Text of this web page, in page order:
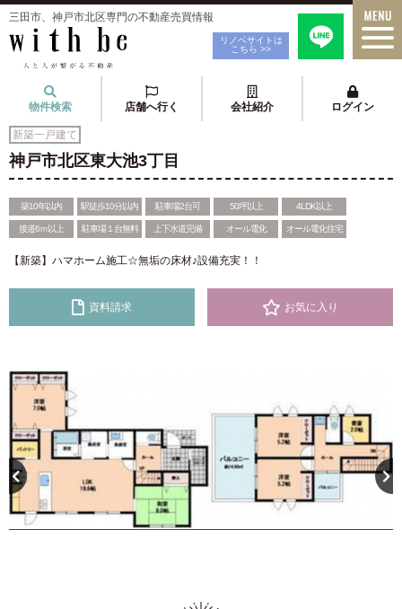
三田市、神戸市北区専門の不動産売買情報
リノベサイトは
こちら >>
物件検索 店舗へ行く 会社紹介 ログイン
新築一戸建て
神戸市北区東大池3丁目
築10年以内 駅徒歩10分以内 駐車場2台可 50坪以上 4LDK以上
接道6ｍ以上 駐車場１台無料 上下水道完備 オール電化 オール電化住宅
【新築】ハマホーム施工☆無垢の床材♪設備充実！！
資料請求 お気に入り